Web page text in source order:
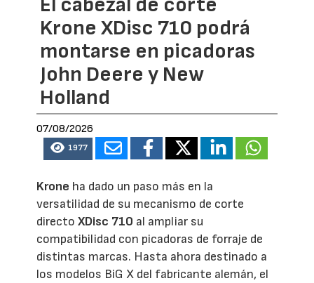
Krone XDisc 710 podrá
montarse en picadoras
John Deere y New
Holland
07/08/2026
1977
Krone ha dado un paso más en la
versatilidad de su mecanismo de corte
directoXDisc 710 al ampliar su
compatibilidad con picadoras de forraje de
distintas marcas. Hasta ahora destinado a
los modelos BiG X del fabricante alemán, el